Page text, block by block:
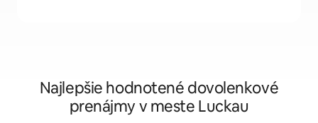
Najlepšie hodnotené dovolenkové
prenájmy v meste Luckau